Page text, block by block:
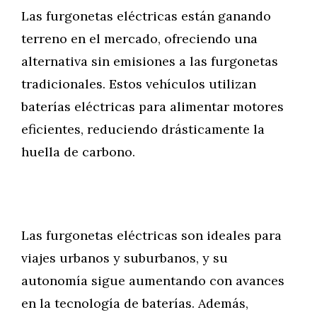
Las furgonetas eléctricas están ganando
terreno en el mercado, ofreciendo una
alternativa sin emisiones a las furgonetas
tradicionales. Estos vehículos utilizan
baterías eléctricas para alimentar motores
eficientes, reduciendo drásticamente la
huella de carbono.
Las furgonetas eléctricas son ideales para
viajes urbanos y suburbanos, y su
autonomía sigue aumentando con avances
en la tecnología de baterías. Además,